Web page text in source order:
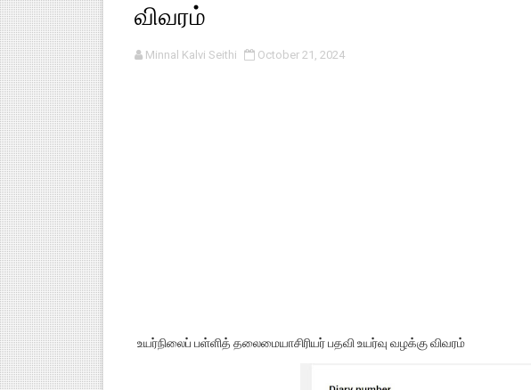
குழந்தைகள் பாதுகாப்பு அலகில் வேலை வாய்ப்பு ( டிச 18 )
விவரம்
Minnal Kalvi Seithi October 21, 2024
உயர்நிலைப் பள்ளித் தலைமையாசிரியர் பதவி உயர்வு வழக்கு விவரம்